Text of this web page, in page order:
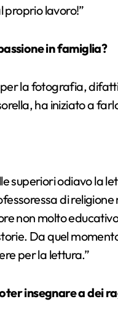
proprio lavoro!”
in famiglia?
per la fotografia,
ha iniziato a
superiori odiavo la
di religione
non molto
Da quel
per la lettura.”
insegnare a dei